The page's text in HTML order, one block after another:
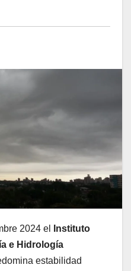
2024 el
Instituto
e Hidrología
estabilidad